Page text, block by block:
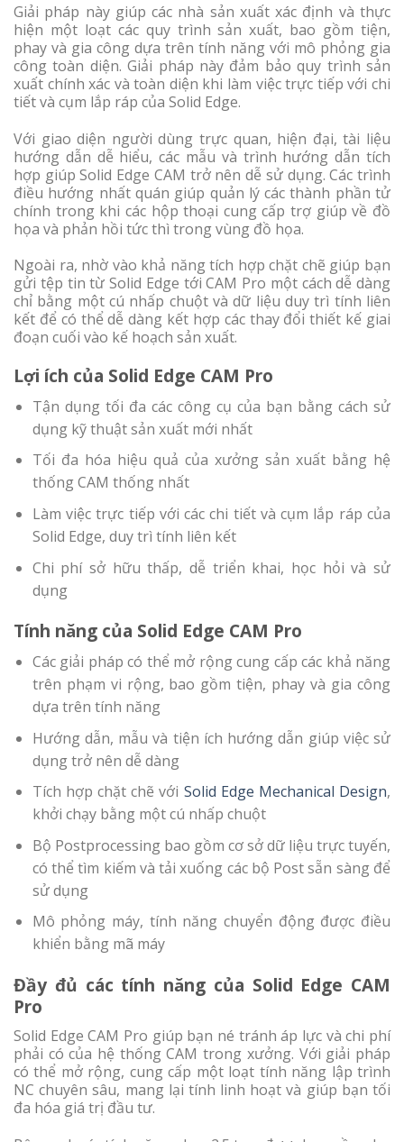
Giải pháp này giúp các nhà sản xuất xác định và thực
hiện một loạt các quy trình sản xuất, bao gồm tiện,
phay và gia công dựa trên tính năng với mô phỏng gia
công toàn diện. Giải pháp này đảm bảo quy trình sản
xuất chính xác và toàn diện khi làm việc trực tiếp với chi
tiết và cụm lắp ráp của Solid Edge.
Với giao diện người dùng trực quan, hiện đại, tài liệu
hướng dẫn dễ hiểu, các mẫu và trình hướng dẫn tích
hợp giúp Solid Edge CAM trở nên dễ sử dụng. Các trình
điều hướng nhất quán giúp quản lý các thành phần tử
chính trong khi các hộp thoại cung cấp trợ giúp về đồ
họa và phản hồi tức thì trong vùng đồ họa.
Ngoài ra, nhờ vào khả năng tích hợp chặt chẽ giúp bạn
gửi tệp tin từ Solid Edge tới CAM Pro một cách dễ dàng
chỉ bằng một cú nhấp chuột và dữ liệu duy trì tính liên
kết để có thể dễ dàng kết hợp các thay đổi thiết kế giai
đoạn cuối vào kế hoạch sản xuất.
Lợi ích của Solid Edge CAM Pro
Tận dụng tối đa các công cụ của bạn bằng cách sử
dụng kỹ thuật sản xuất mới nhất
Tối đa hóa hiệu quả của xưởng sản xuất bằng hệ
thống CAM thống nhất
Làm việc trực tiếp với các chi tiết và cụm lắp ráp của
Solid Edge, duy trì tính liên kết
Chi phí sở hữu thấp, dễ triển khai, học hỏi và sử
dụng
Tính năng của Solid Edge CAM Pro
Các giải pháp có thể mở rộng cung cấp các khả năng
trên phạm vi rộng, bao gồm tiện, phay và gia công
dựa trên tính năng
Hướng dẫn, mẫu và tiện ích hướng dẫn giúp việc sử
dụng trở nên dễ dàng
Tích hợp chặt chẽ với Solid Edge Mechanical Design,
khởi chạy bằng một cú nhấp chuột
Bộ Postprocessing bao gồm cơ sở dữ liệu trực tuyến,
có thể tìm kiếm và tải xuống các bộ Post sẵn sàng để
sử dụng
Mô phỏng máy, tính năng chuyển động được điều
khiển bằng mã máy
Đầy đủ các tính năng của Solid Edge CAM
Pro
Solid Edge CAM Pro giúp bạn né tránh áp lực và chi phí
phải có của hệ thống CAM trong xưởng. Với giải pháp
có thể mở rộng, cung cấp một loạt tính năng lập trình
NC chuyên sâu, mang lại tính linh hoạt và giúp bạn tối
đa hóa giá trị đầu tư.